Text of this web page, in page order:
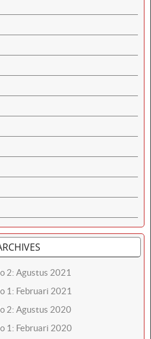
2: Agustus 2021
1: Februari 2021
2: Agustus 2020
1: Februari 2020